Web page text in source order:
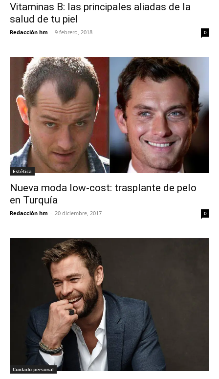
Vitaminas B: las principales aliadas de la
salud de tu piel
Redacción hm - 9 febrero, 2018 0
Estética
Nueva moda low-cost: trasplante de pelo
en Turquía
Redacción hm - 20 diciembre, 2017 0
Cuidado personal